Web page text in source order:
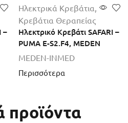
–
Ηλεκτρικά Κρεβάτια
Κρεβάτια Θεραπείας
Ηλεκτρικό Κρεβάτι SAFARI –
PUMA E-S2.F4, MEDEN
MEDEN-INMED
Περισσότερα
προϊόντα